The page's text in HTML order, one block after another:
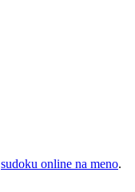
sudoku online na meno.